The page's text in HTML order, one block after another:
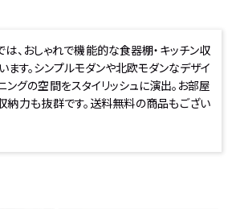
は、おしゃれで機能的な食器棚・キッチン収
す。シンプルモダンや北欧モダンなデザイ
ングの空間をスタイリッシュに演出。お部屋
納力も抜群です。送料無料の商品もござい